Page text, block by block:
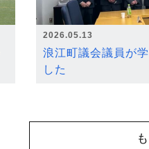
2026.05.13
浪江町議会議員が
した